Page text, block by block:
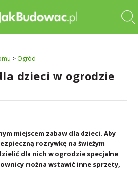
> Ogród
dzieci w ogrodzie
miejscem zabaw dla dzieci. Aby
rozrywkę na świeżym
dla nich w ogrodzie specjalne
można wstawić inne sprzęty,